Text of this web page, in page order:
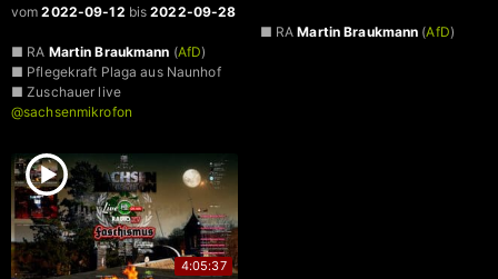
vom2022-09-12 bis2022-09-28
■ RA Martin Braukmann (AfD)
■ Pflegekraft Plaga aus Naunhof
■ Zuschauer live
@sachsenmikrofon
■ RAMartin Braukmann (AfD)
4:05:37